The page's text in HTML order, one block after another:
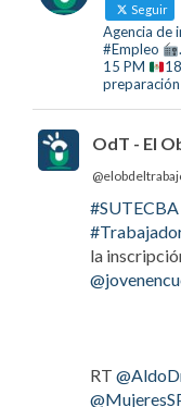
Seguir
Agencia de
#Empleo
15 PM
preparación
OdT - El
#SUTECBA
la
RT